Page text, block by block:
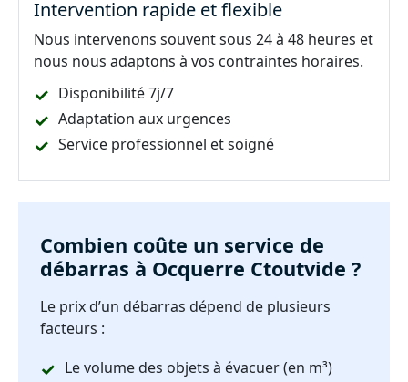
Intervention rapide et flexible
Nous intervenons souvent sous 24 à 48 heures et
nous nous adaptons à vos contraintes horaires.
Disponibilité 7j/7
Adaptation aux urgences
Service professionnel et soigné
Combien coûte un service de
débarras à Ocquerre Ctoutvide ?
Le prix d’un débarras dépend de plusieurs
facteurs :
Le volume des objets à évacuer (en m³)